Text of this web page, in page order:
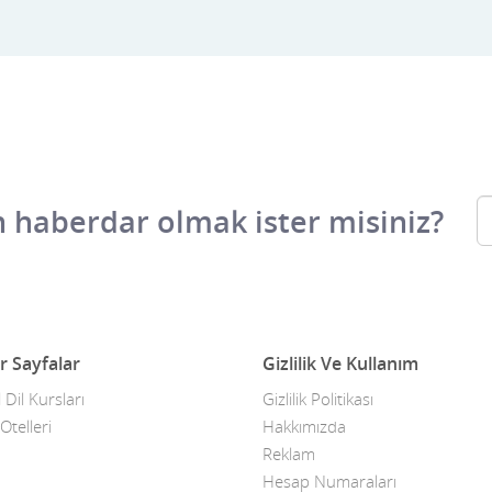
haberdar olmak ister misiniz?
Sayfalar
Kursları
Gizlilik Ve Kullanım
Gizlilik Politikası
Hakkımızda
Reklam
Hesap Numaraları